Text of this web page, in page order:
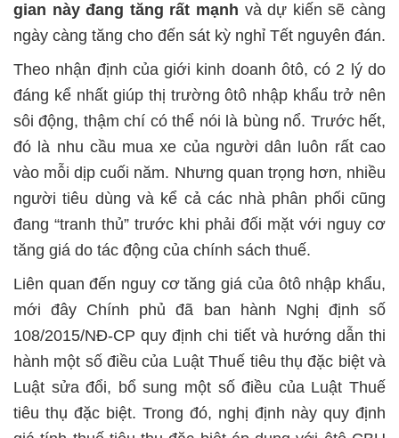
gian này đang tăng rất mạnh và dự kiến sẽ càng
ngày càng tăng cho đến sát kỳ nghỉ Tết nguyên đán.
Theo nhận định của giới kinh doanh ôtô, có 2 lý do
đáng kể nhất giúp thị trường ôtô nhập khẩu trở nên
sôi động, thậm chí có thể nói là bùng nổ. Trước hết,
đó là nhu cầu mua xe của người dân luôn rất cao
vào mỗi dịp cuối năm. Nhưng quan trọng hơn, nhiều
người tiêu dùng và kể cả các nhà phân phối cũng
đang “tranh thủ” trước khi phải đối mặt với nguy cơ
tăng giá do tác động của chính sách thuế.
Liên quan đến nguy cơ tăng giá của ôtô nhập khẩu,
mới đây Chính phủ đã ban hành Nghị định số
108/2015/NĐ-CP quy định chi tiết và hướng dẫn thi
hành một số điều của Luật Thuế tiêu thụ đặc biệt và
Luật sửa đổi, bổ sung một số điều của Luật Thuế
tiêu thụ đặc biệt. Trong đó, nghị định này quy định